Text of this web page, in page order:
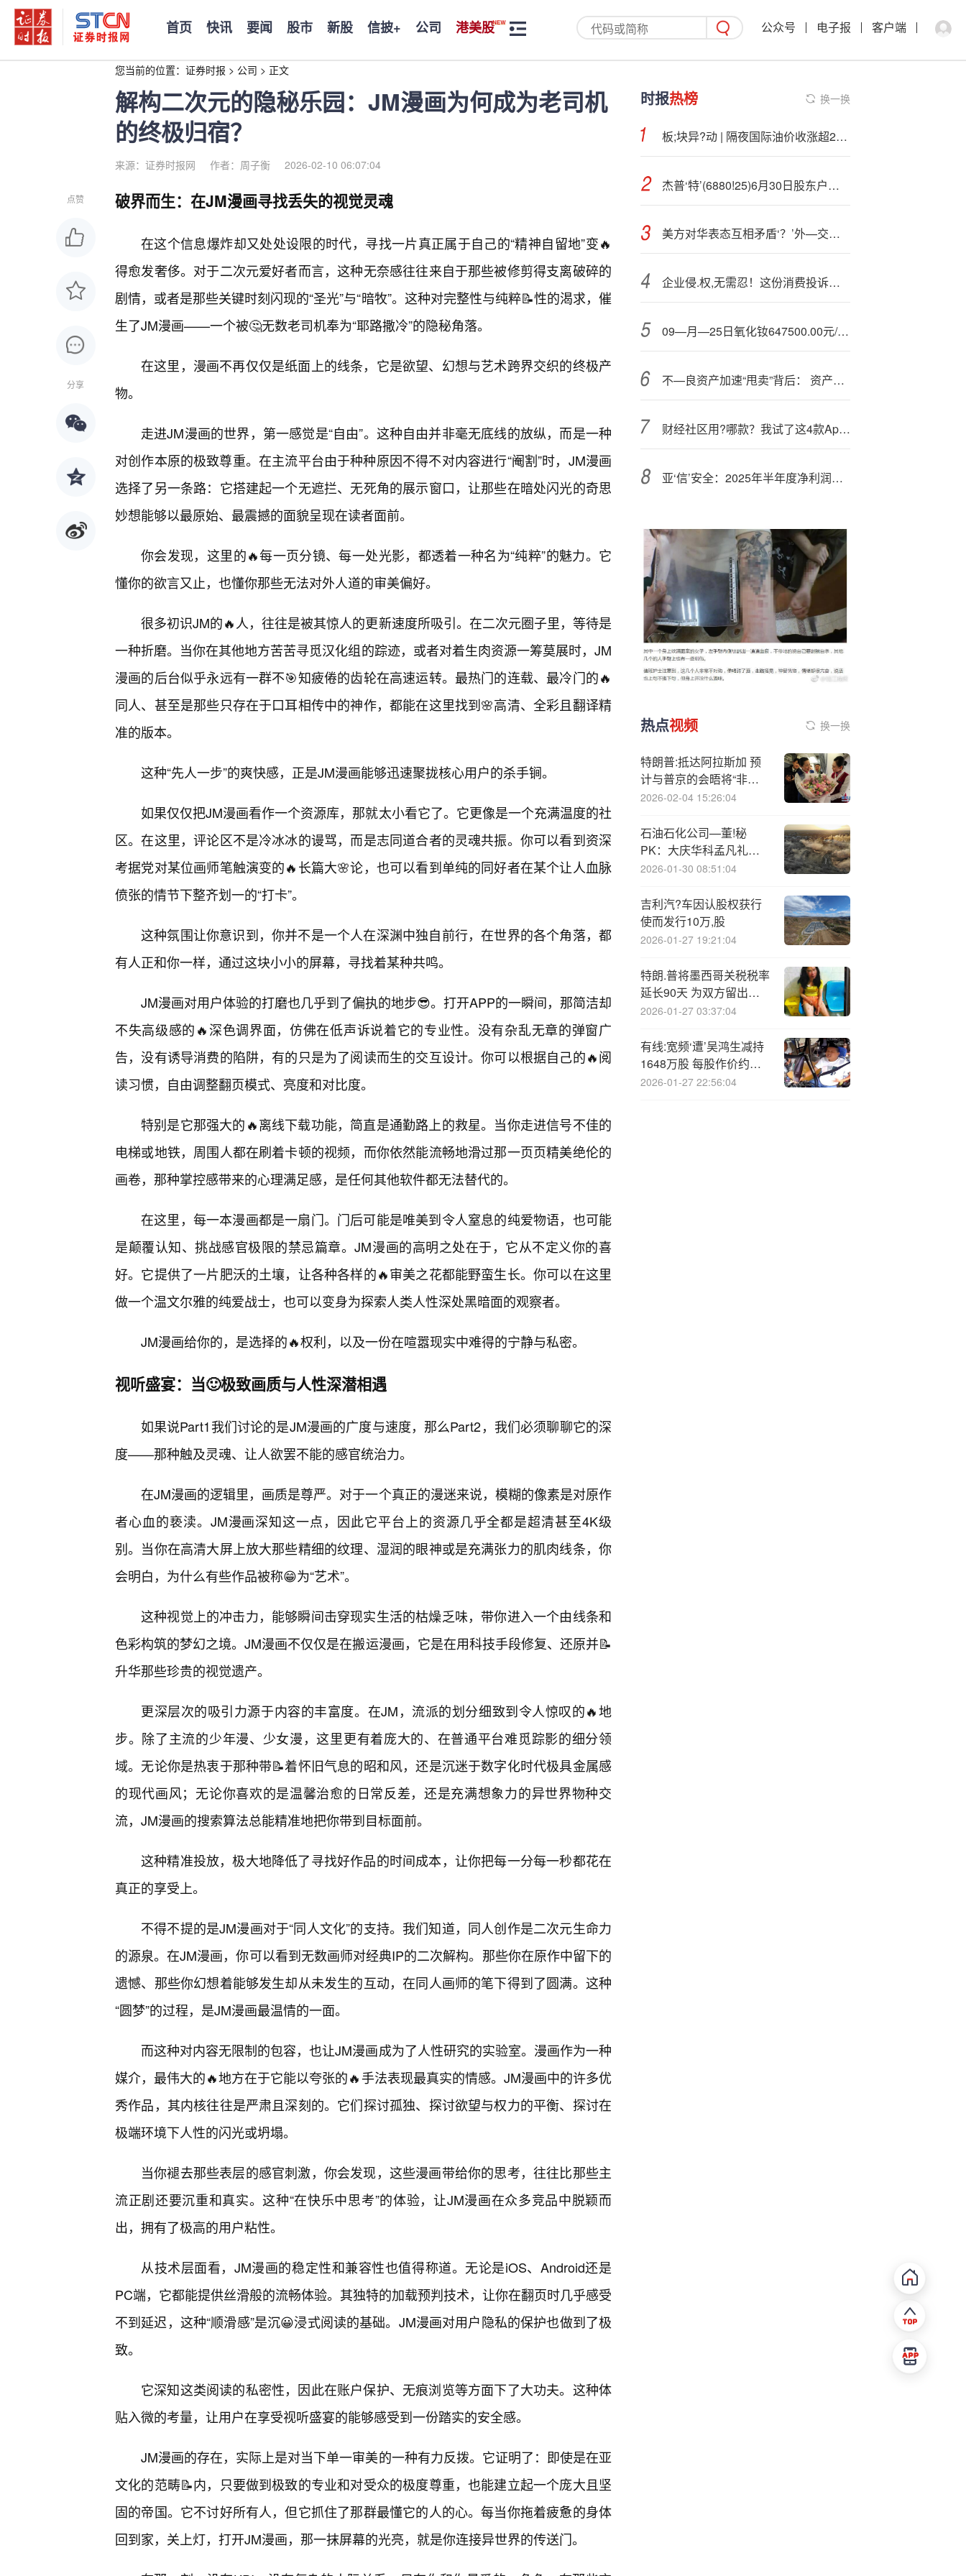
首页 快讯 要闻 股市 新股 信披+ 公司 港美股 公众号 电子报 客户端
您当前的位置： 证券时报 > 公司 > 正文
解构二次元的隐秘乐园：JM漫画为何成为老司机
的终极归宿？
来源：证券时报网 作者：周子衡 2026-02-10 06:07:04
点赞
分享
破界而生：在JM漫画寻找丢失的视觉灵魂
在这个信息爆炸却又处处设限的时代，寻找一片真正属于自己的“精神自留地”变🔥
得愈发奢侈。对于二次元爱好者而言，这种无奈感往往来自于那些被修剪得支离破碎的
剧情，或者是那些关键时刻闪现的“圣光”与“暗牧”。这种对完整性与纯粹📝性的渴求，催
生了JM漫画——一个被🤔无数老司机奉为“耶路撒冷”的隐秘角落。
在这里，漫画不再仅仅是纸面上的线条，它是欲望、幻想与艺术跨界交织的终极产
物。
走进JM漫画的世界，第一感觉是“自由”。这种自由并非毫无底线的放纵，而是一种
对创作本原的极致尊重。在主流平台由于种种原因不得不对内容进行“阉割”时，JM漫画
选择了另一条路：它搭建起一个无遮拦、无死角的展示窗口，让那些在暗处闪光的奇思
妙想能够以最原始、最震撼的面貌呈现在读者面前。
你会发现，这里的🔥每一页分镜、每一处光影，都透着一种名为“纯粹”的魅力。它
懂你的欲言又止，也懂你那些无法对外人道的审美偏好。
很多初识JM的🔥人，往往是被其惊人的更新速度所吸引。在二次元圈子里，等待是
一种折磨。当你在其他地方苦苦寻觅汉化组的踪迹，或者对着生肉资源一筹莫展时，JM
漫画的后台似乎永远有一群不🎯知疲倦的齿轮在高速运转。最热门的连载、最冷门的🔥
同人、甚至是那些只存在于口耳相传中的神作，都能在这里找到🌸高清、全彩且翻译精
准的版本。
这种“先人一步”的爽快感，正是JM漫画能够迅速聚拢核心用户的杀手锏。
如果仅仅把JM漫画看作一个资源库，那就太小看它了。它更像是一个充满温度的社
区。在这里，评论区不是冷冰冰的谩骂，而是志同道合者的灵魂共振。你可以看到资深
考据党对某位画师笔触演变的🔥长篇大🌸论，也可以看到单纯的同好者在某个让人血脉
偾张的情节下整齐划一的“打卡”。
这种氛围让你意识到，你并不是一个人在深渊中独自前行，在世界的各个角落，都
有人正和你一样，通过这块小小的屏幕，寻找着某种共鸣。
JM漫画对用户体验的打磨也几乎到了偏执的地步😎。打开APP的一瞬间，那简洁却
不失高级感的🔥深色调界面，仿佛在低声诉说着它的专业性。没有杂乱无章的弹窗广
告，没有诱导消费的陷阱，有的只是为了阅读而生的交互设计。你可以根据自己的🔥阅
读习惯，自由调整翻页模式、亮度和对比度。
特别是它那强大的🔥离线下载功能，简直是通勤路上的救星。当你走进信号不佳的
电梯或地铁，周围人都在刷着卡顿的视频，而你依然能流畅地滑过那一页页精美绝伦的
画卷，那种掌控感带来的心理满足感，是任何其他软件都无法替代的。
在这里，每一本漫画都是一扇门。门后可能是唯美到令人窒息的纯爱物语，也可能
是颠覆认知、挑战感官极限的禁忌篇章。JM漫画的高明之处在于，它从不定义你的喜
好。它提供了一片肥沃的土壤，让各种各样的🔥审美之花都能野蛮生长。你可以在这里
做一个温文尔雅的纯爱战士，也可以变身为探索人类人性深处黑暗面的观察者。
JM漫画给你的，是选择的🔥权利，以及一份在喧嚣现实中难得的宁静与私密。
视听盛宴：当🙂极致画质与人性深潜相遇
如果说Part1我们讨论的是JM漫画的广度与速度，那么Part2，我们必须聊聊它的深
度——那种触及灵魂、让人欲罢不能的感官统治力。
在JM漫画的逻辑里，画质是尊严。对于一个真正的漫迷来说，模糊的像素是对原作
者心血的亵渎。JM漫画深知这一点，因此它平台上的资源几乎全都是超清甚至4K级
别。当你在高清大屏上放大那些精细的纹理、湿润的眼神或是充满张力的肌肉线条，你
会明白，为什么有些作品被称😁为“艺术”。
这种视觉上的冲击力，能够瞬间击穿现实生活的枯燥乏味，带你进入一个由线条和
色彩构筑的梦幻之境。JM漫画不仅仅是在搬运漫画，它是在用科技手段修复、还原并📝
升华那些珍贵的视觉遗产。
更深层次的吸引力源于内容的丰富度。在JM，流派的划分细致到令人惊叹的🔥地
步。除了主流的少年漫、少女漫，这里更有着庞大的、在普通平台难觅踪影的细分领
域。无论你是热衷于那种带📝着怀旧气息的昭和风，还是沉迷于数字化时代极具金属感
的现代画风；无论你喜欢的是温馨治愈的日常反差，还是充满想象力的异世界物种交
流，JM漫画的搜索算法总能精准地把你带到目标面前。
这种精准投放，极大地降低了寻找好作品的时间成本，让你把每一分每一秒都花在
真正的享受上。
不得不提的是JM漫画对于“同人文化”的支持。我们知道，同人创作是二次元生命力
的源泉。在JM漫画，你可以看到无数画师对经典IP的二次解构。那些你在原作中留下的
遗憾、那些你幻想着能够发生却从未发生的互动，在同人画师的笔下得到了圆满。这种
“圆梦”的过程，是JM漫画最温情的一面。
而这种对内容无限制的包容，也让JM漫画成为了人性研究的实验室。漫画作为一种
媒介，最伟大的🔥地方在于它能以夸张的🔥手法表现最真实的情感。JM漫画中的许多优
秀作品，其内核往往是严肃且深刻的。它们探讨孤独、探讨欲望与权力的平衡、探讨在
极端环境下人性的闪光或坍塌。
当你褪去那些表层的感官刺激，你会发现，这些漫画带给你的思考，往往比那些主
流正剧还要沉重和真实。这种“在快乐中思考”的体验，让JM漫画在众多竞品中脱颖而
出，拥有了极高的用户粘性。
从技术层面看，JM漫画的稳定性和兼容性也值得称道。无论是iOS、Android还是
PC端，它都能提供丝滑般的流畅体验。其独特的加载预判技术，让你在翻页时几乎感受
不到延迟，这种“顺滑感”是沉😀浸式阅读的基础。JM漫画对用户隐私的保护也做到了极
致。
它深知这类阅读的私密性，因此在账户保护、无痕浏览等方面下了大功夫。这种体
贴入微的考量，让用户在享受视听盛宴的能够感受到一份踏实的安全感。
JM漫画的存在，实际上是对当下单一审美的一种有力反拨。它证明了：即使是在亚
文化的范畴📝内，只要做到极致的专业和对受众的极度尊重，也能建立起一个庞大且坚
固的帝国。它不讨好所有人，但它抓住了那群最懂它的人的心。每当你拖着疲惫的身体
回到家，关上灯，打开JM漫画，那一抹屏幕的光亮，就是你连接异世界的传送门。
时报热榜 换一换
板;块异?动 | 隔夜国际油价收涨超2% A股油气设备板块早盘走强
杰普‘特’(6880!25)6月30日股东户数0.66万户，较上期减少8.29%
美方对华表态互相矛盾‘？’外—交部回应
企业侵.权,无需忍！这份消费投诉指南请收藏
09—月—25日氧化钕647500.00元/吨 60天上涨19.91%
不—良资产加速“甩卖”背后： 资产质量与盈利压力下中小银行谋求主动优化
财经社区用?哪款？我试了这4款App后，有了答案
亚‘信’安全：2025年半年度净利润约-3.56亿元
热点视频 换一换
特朗普:抵达阿拉斯加 预
计与普京的会晤将“非常
顺利”
2026-02-04 15:26:04
石油石化公司—董!秘
PK：大庆华科孟凡礼成
行业“劳模” 年接待投资者
2026-01-30 08:51:04
吉利汽?车因认股权获行
使而发行10万,股
2026-01-27 19:21:04
特朗.普将墨西哥关税税率
延长90天 为双方留出更
多谈判时间
2026-01-27 03:37:04
有线:宽频‘遭’吴鸿生减持
1648万股 每股作价约
0.13港元
2026-01-27 22:56:04